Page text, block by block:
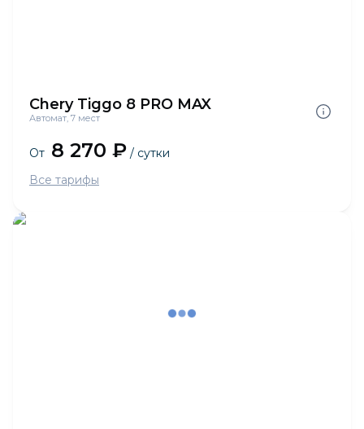
Chery Tiggo 8 PRO MAX
Автомат, 7 мест
От 8 270 ₽ / сутки
Все тарифы